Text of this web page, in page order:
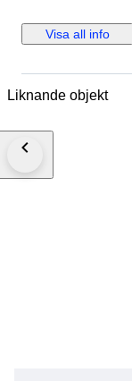
Visa all info
Liknande objekt